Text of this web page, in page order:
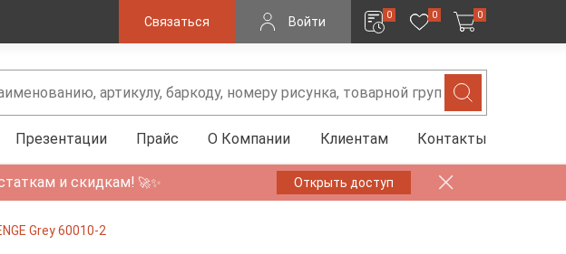
Связаться Войти 0 0 0
Презентации Прайс О Компании Клиентам Контакты
и скидкам! 🚀✨ Открыть доступ
Grey 60010-2